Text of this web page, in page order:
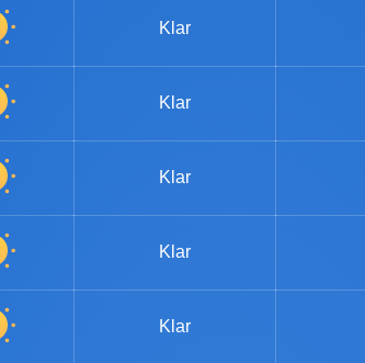
Klar
Klar
Klar
Klar
Klar